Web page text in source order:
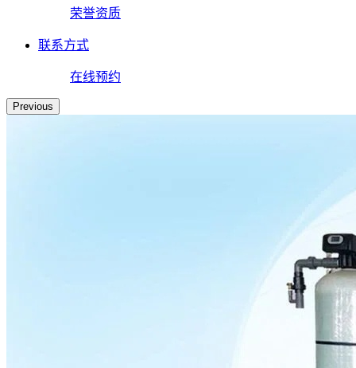
荣誉资质
联系方式
在线预约
Previous